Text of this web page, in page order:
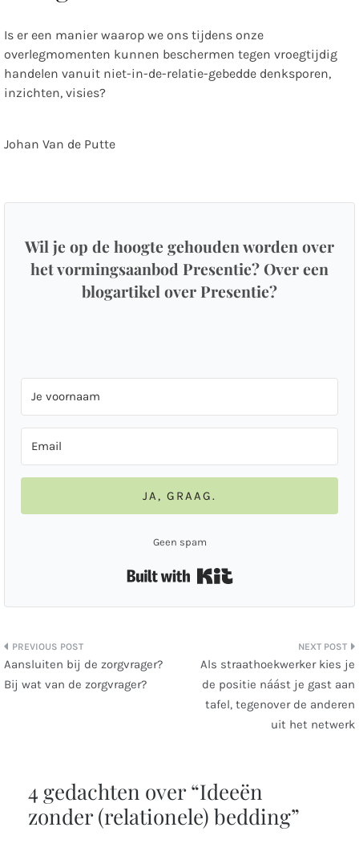
Is er een manier waarop we ons tijdens onze
overlegmomenten kunnen beschermen tegen vroegtijdig
handelen vanuit niet-in-de-relatie-gebedde denksporen,
inzichten, visies?
Johan Van de Putte
Wil je op de hoogte gehouden worden over
het vormingsaanbod Presentie? Over een
blogartikel over Presentie?
JA, GRAAG.
Geen spam
Bericht
navigatie
Aansluiten bij de zorgvrager?
Bij wat van de zorgvrager?
Als straathoekwerker kies je
de positie náást je gast aan
tafel, tegenover de anderen
uit het netwerk
4 gedachten over “Ideeën
zonder (relationele) bedding”